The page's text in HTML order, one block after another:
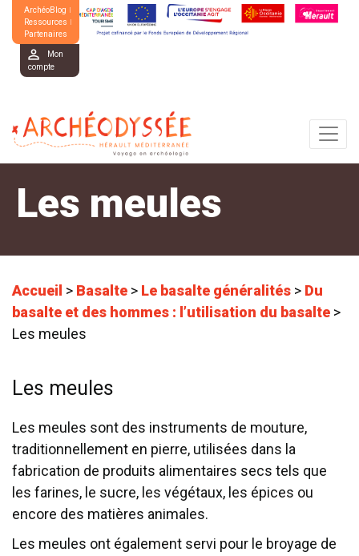
ArchéoBlog
Ressources
Partenaires
Mon
compte
Les meules
Accueil > Basalte > Le basalte généralités > Du
basalte et des hommes : l’utilisation du basalte >
Les meules
Les meules
Les meules sont des instruments de mouture,
traditionnellement en pierre, utilisées dans la
fabrication de produits alimentaires secs tels que
les farines, le sucre, les végétaux, les épices ou
encore des matières animales.
Les meules ont également servi pour le broyage de